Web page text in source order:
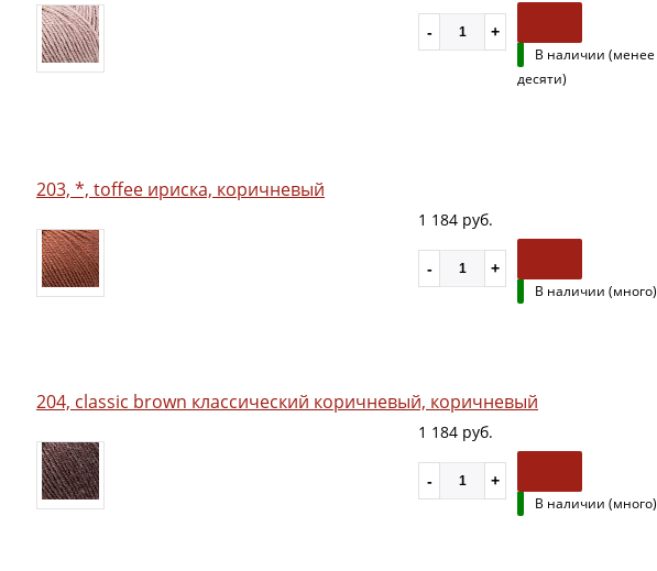
В наличии (менее
десяти)
203, *, toffee ириска, коричневый
1 184 руб.
В наличии (много)
204, classic brown классический коричневый, коричневый
1 184 руб.
В наличии (много)